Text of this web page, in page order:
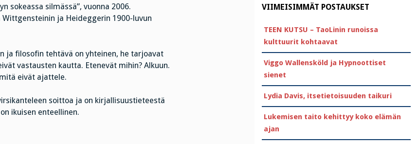
sokeassa silmässä”, vuonna 2006.
ja Heideggerin 1900-luvun
ja filosofin tehtävä on yhteinen, he tarjoavat
vastausten kautta. Etenevät mihin? Alkuun.
eivät ajattele.
soittoa ja on kirjallisuustieteestä
ikuisen enteellinen.
VIIMEISIMMÄT POSTAUKSET
TEEN KUTSU – TaoLinin runoissa
kulttuurit kohtaavat
Viggo Wallensköld ja Hypnoottiset
sienet
Lydia Davis, itsetietoisuuden taikuri
Lukemisen taito kehittyy koko elämän
ajan